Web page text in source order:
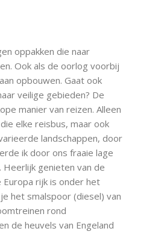
oppakken die naar
Ook als de oorlog voorbij
opbouwen. Gaat ook
veilige gebieden? De
manier van reizen. Alleen
elke reisbus, maar ook
landschappen, door
ik door ons fraaie lage
genieten van de
rijk is onder het
het smalspoor (diesel) van
rond
de heuvels van Engeland